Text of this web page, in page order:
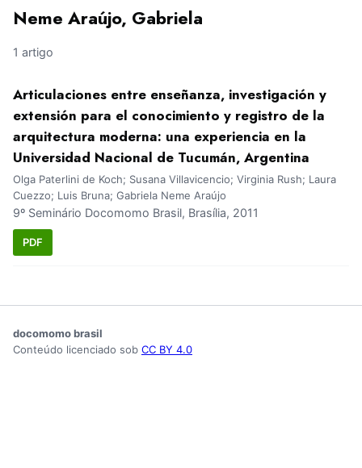
Neme Araújo, Gabriela
1 artigo
Articulaciones entre enseñanza, investigación y
extensión para el conocimiento y registro de la
arquitectura moderna: una experiencia en la
Universidad Nacional de Tucumán, Argentina
Olga Paterlini de Koch; Susana Villavicencio; Virginia Rush; Laura
Cuezzo; Luis Bruna; Gabriela Neme Araújo
9º Seminário Docomomo Brasil, Brasília, 2011
PDF
docomomo brasil
Conteúdo licenciado sob CC BY 4.0